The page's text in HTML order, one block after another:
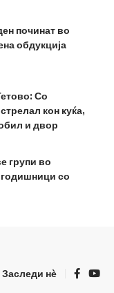
починат во
обдукција
Со
кон куќа,
и двор
групи во
со
Заследи нѐ